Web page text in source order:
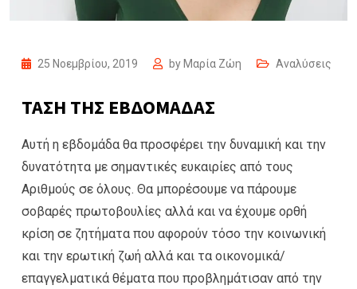
25 Νοεμβρίου, 2019 by Μαρία Ζώη Αναλύσεις
ΤΑΣΗ ΤΗΣ ΕΒΔΟΜΑΔΑΣ
Αυτή η εβδομάδα θα προσφέρει την δυναμική και την
δυνατότητα με σημαντικές ευκαιρίες από τους
Αριθμούς σε όλους. Θα μπορέσουμε να πάρουμε
σοβαρές πρωτοβουλίες αλλά και να έχουμε ορθή
κρίση σε ζητήματα που αφορούν τόσο την κοινωνική
και την ερωτική ζωή αλλά και τα οικονομικά/
επαγγελματικά θέματα που προβλημάτισαν από την